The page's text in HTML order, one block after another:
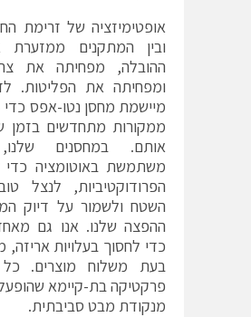
אופטימיזציה של זרימת
ובין המתקנים
ההובלה, מפחיתה את
מיישמת מחסן נטו-אפס כדי
ממקורות מתחדשים בזמן
משתמשת באוטומציה כדי
הפרודוקטיביות, לנצל
השטח ולשמור על דיוק
ההפצה שלנו. אנו גם
כדי לחסוך בעלויות אריזה,
בעת משלוח מוצרים.
פרקטיקה בת-קיימא
מנקודת מבט סביבתית.